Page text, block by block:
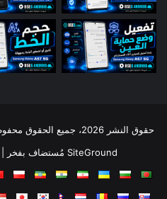
© حقوق النشر 2026، جميع الحقوق محفوظة |
SiteGround